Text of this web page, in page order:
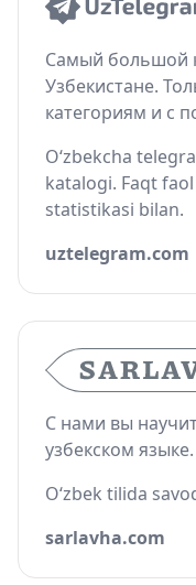
Самый большой
Узбекистане.
категориям и с
O‘zbekcha
katalogi. Faqt
statistikasi bilan.
uztelegram.com
С нами вы
узбекском языке.
O‘zbek tilida
sarlavha.com